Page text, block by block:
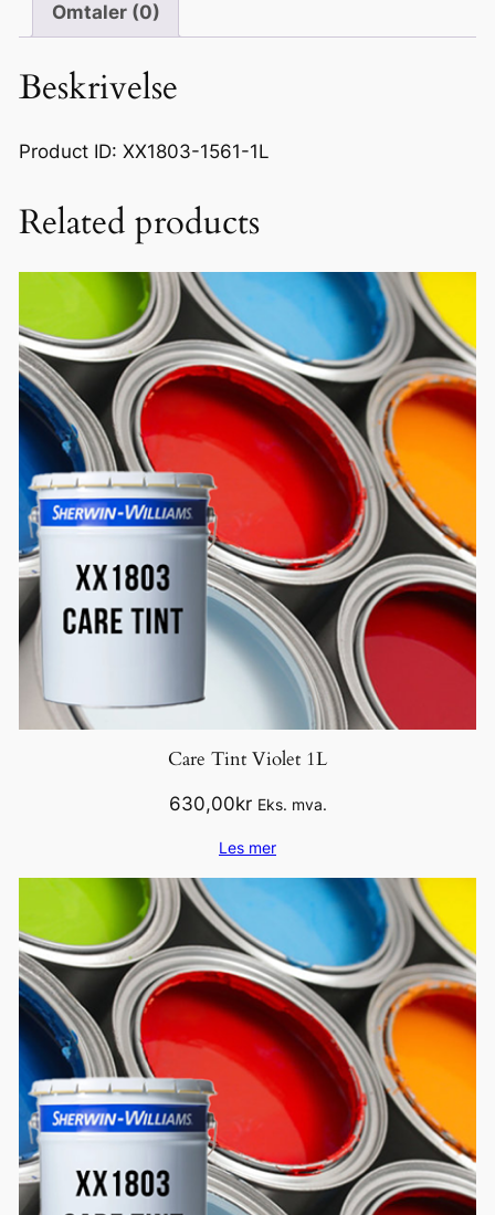
Omtaler (0)
Beskrivelse
Product ID: XX1803-1561-1L
Related products
Care Tint Violet 1L
630,00kr Eks. mva.
Les mer